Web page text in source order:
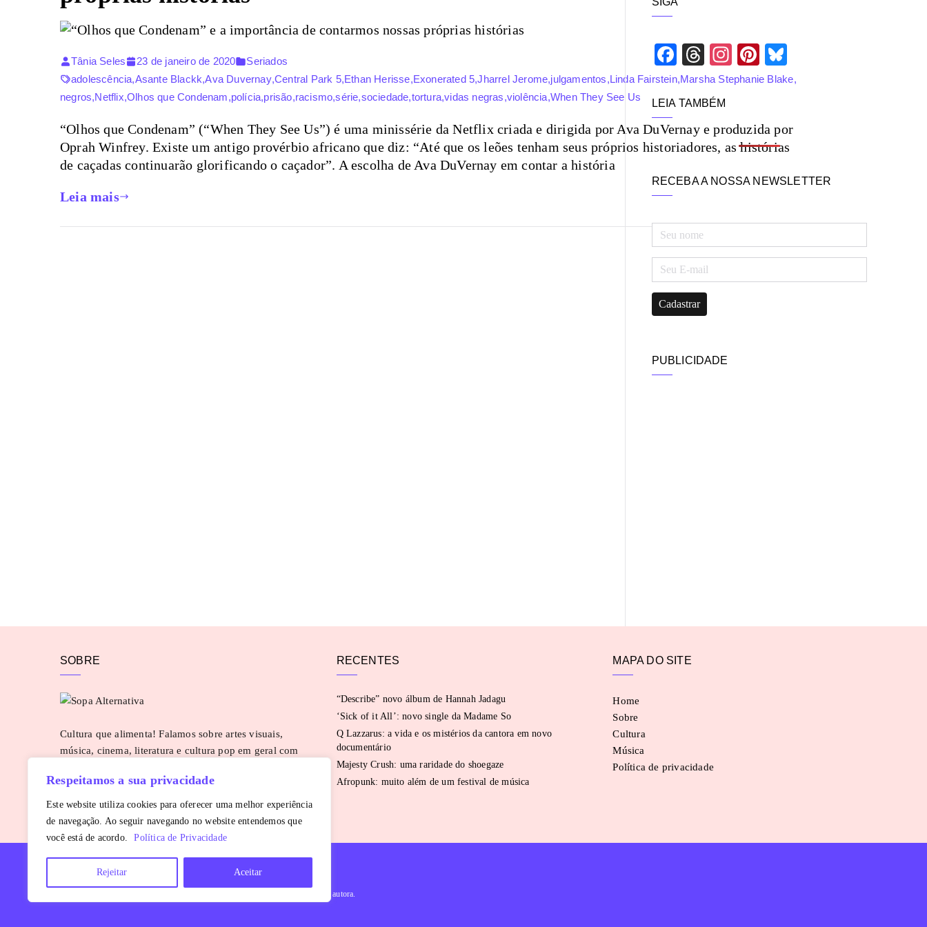
Respeitamos a sua privacidade
Este website utiliza cookies para oferecer uma melhor experiência
de navegação. Ao seguir navegando no website entendemos que
você está de acordo.
Política de Privacidade
Rejeitar Aceitar
Tânia Seles 23 de janeiro de 2020
Seriados
adolescência,Asante Blackk,Ava Duvernay,Central Park 5,Ethan Herisse,Exonerated 5,Jharrel Jerome,julgamentos,Linda Fairstein,Marsha Stephanie Blake,
negros,Netflix,Olhos que Condenam,polícia,prisão,racismo,série,sociedade,tortura,vidas negras,violência,When They See Us
“Olhos que Condenam” (“When They See Us”) é uma minissérie da Netflix criada e dirigida por Ava DuVernay e produzida por
Oprah Winfrey. Existe um antigo provérbio africano que diz: “Até que os leões tenham seus próprios historiadores, as histórias
de caçadas continuarão glorificando o caçador”. A escolha de Ava DuVernay em contar a história
Leia mais
i
a
F
ac
eb
o
T
hr
ea
In
st
ra
m
Pi
nt
es
t
ue
LEIA TAMBÉM
RECEBA A NOSSA NEWSLETTER
PUBLICIDADE
SOBRE
Cultura que alimenta! Falamos sobre artes visuais,
música, cinema, literatura e cultura pop em geral com
contato@sopaalternativa.com.br
SAIBA MAIS
RECENTES
“Describe” novo álbum de Hannah Jadagu
‘Sick of it All’: novo single da Madame So
Q Lazzarus: a vida e os mistérios da cantora em novo
documentário
Majesty Crush: uma raridade do shoegaze
Afropunk: muito além de um festival de música
MAPA DO SITE
Home
Sobre
Cultura
Música
Política de privacidade
É proibida a reprodução, total ou parcial, do conteúdo sem autorização prévia da autora.